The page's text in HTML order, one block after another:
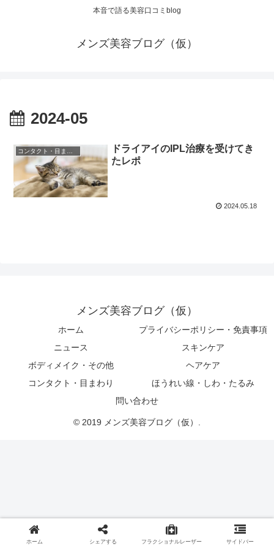
本音で語る美容口コミblog
メンズ美容ブログ（仮）
2024-05
ドライアイのIPL治療を受けてき
たレポ
2024.05.18
メンズ美容ブログ（仮）
ホーム
プライバシーポリシー・免責事項
ニュース
スキンケア
ボディメイク・その他
ヘアケア
コンタクト・目まわり
ほうれい線・しわ・たるみ
問い合わせ
© 2019 メンズ美容ブログ（仮）.
ホーム シェアする フラクショナルレーザー サイドバー